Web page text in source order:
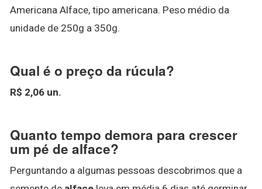
Americana Alface, tipo americana. Peso médio da
unidade de 250g a 350g.
Qual é o preço da rúcula?
R$ 2,06 un.
Quanto tempo demora para crescer
um pé de alface?
Perguntando a algumas pessoas descobrimos que a